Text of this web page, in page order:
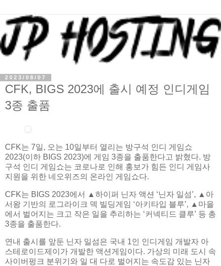
2023/08/07
CFK, BIGS 2023에 출시 예정 인디게임
3종 출품
CFK는 7일, 오는 10일부터 열리는 방구석 인디 게임쇼
2023(이하 BIGS 2023)에 게임 3종을 출품한다고 밝혔다. 방
구석 인디 게임쇼는 코로나로 인해 홍보가 힘든 인디 게임사
지원을 위한 네오위즈의 온라인 게임쇼다.
CFK는 BIGS 2023에서 ▲하이퍼 닌자 액션 ‘닌자 일섬’, ▲아
서왕 기반의 로그라이크 덱 빌딩게임 ‘아키타입 블루’, ▲마을
에서 벌어지는 크고 작은 일을 추리하는 ‘커넥티드 클루’ 등 총
3종을 출품한다.
연내 출시를 앞둔 닌자 일섬은 국내 1인 인디게임 개발자 아
스테로이드제이가 개발한 액션게임이다. 가상의 미래 도시 속
사이버펑크 분위기와 일 대 다로 벌어지는 속도감 있는 닌자